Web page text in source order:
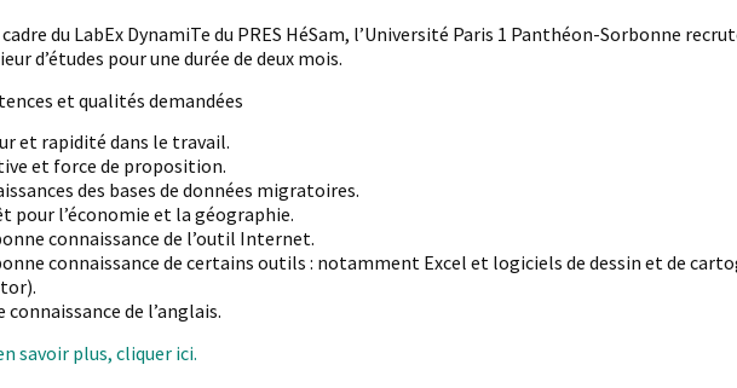
cadre du LabEx DynamiTe du PRES HéSam, l’Université Paris 1 Panthéon-Sorbonne
d’études pour une durée de deux mois.
et qualités demandées
et rapidité dans le travail.
et force de proposition.
des bases de données migratoires.
pour l’économie et la géographie.
connaissance de l’outil Internet.
connaissance de certains outils : notamment Excel et logiciels de dessin et de
connaissance de l’anglais.
savoir plus, cliquer ici.